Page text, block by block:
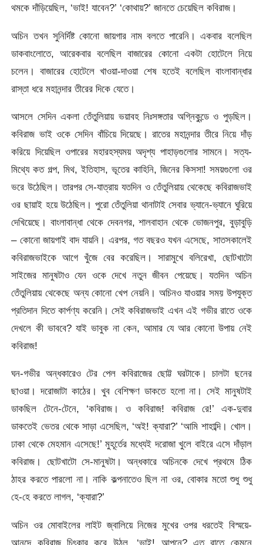
থমকে দাঁড়িয়েছিল, ‘ভাই! যাবেন?’ ‘কোথায়?’ জানতে চেয়েছিল কবিরাজ।
অচিন তখন সুনির্দিষ্ট কোনো জায়গার নাম বলতে পারেনি। একবার বলেছিল
ডাকবাংলোতে, আরেকবার বলেছিল বাজারের কোনো একটা হোটেলে নিয়ে
চলেন। বাজারের হোটেলে খাওয়া-দাওয়া শেষ হতেই বলেছিল বাংলাবান্ধার
রাস্তা ধরে মহানন্দার তীরের দিকে যেতে।
আসলে সেদিন একলা তেঁতুলিয়ায় ভয়াবহ নিঃসঙ্গতার অগ্নিকুন্ডে ও পুড়ছিল।
কবিরাজ ভাই ওকে সেদিন বাঁচিয়ে দিয়েছে। রাতের মহানন্দার তীরে নিয়ে দাঁড়
করিয়ে দিয়েছিল ওপারের মহারহস্যময় অদৃশ্য পাহাড়গুলোর সামনে। সত্য-
মিথ্যে কত গল্প, মিথ, ইতিহাস, ভূতের কাহিনি, জিনের কিসসা! সময়গুলো ওর
ভরে উঠেছিল। তারপর সে-যাত্রায় যতদিন ও তেঁতুলিয়ায় থেকেছে কবিরাজভাই
ওর ছায়াই হয়ে উঠেছিল। পুরো তেঁতুলিয়া থানাটাই সেবার ভ্যানে-ভ্যানে ঘুরিয়ে
দেখিয়েছে। বাংলাবান্ধা থেকে দেবনগর, শালবাহান থেকে ভোজনপুর, বুড়াবুড়ি
– কোনো জায়গাই বাদ যায়নি। এরপর, গত বছরও যখন এসেছে, সাতসকালেই
কবিরাজভাইকে আগে খুঁজে বের করেছিল। সারামুখে বলিরেখা, ছোটখাটো
সাইজের মানুষটাও যেন ওকে দেখে নতুন জীবন পেয়েছে। যতদিন অচিন
তেঁতুলিয়ায় থেকেছে অন্য কোনো খেপ নেয়নি। অচিনও যাওয়ার সময় উপযুক্ত
প্রতিদান দিতে কার্পণ্য করেনি। সেই কবিরাজভাই এখন এই গভীর রাতে ওকে
দেখলে কী ভাববে? যাই ভাবুক না কেন, আমার যে আর কোনো উপায় নেই
কবিরাজ!
ঘন-গভীর অন্ধকারেও টের পেল কবিরাজের ছোট্ট ঘরটাকে। চালটা ছনের
ছাওয়া। দরোজাটা কাঠের। খুব বেশিক্ষণ ডাকতে হলো না। সেই মানুষটাই
ডাকছিল টেনে-টেনে, ‘কবিরাজ। ও কবিরাজ! কবিরাজ রে!’ এক-দুবার
ডাকতেই ভেতর থেকে সাড়া এসেছিল, ‘অই! ক্যারা?’ ‘আমি শাহাব্দি। খোল।
ঢাকা থেকে মেহমান এসেছে!’ মুহূর্তের মধ্যেই দরোজা খুলে বাইরে এসে দাঁড়াল
কবিরাজ। ছোটখাটো সে-মানুষটা। অন্ধকারে অচিনকে দেখে প্রথমে ঠিক
ঠাহর করতে পারলো না। নাকি কল্পনাতেও ছিল না ওর, বোকার মতো শুধু শুধু
হে-হে করতে লাগল, ‘ক্যারা?’
অচিন ওর মোবাইলের লাইট জ্বালিয়ে নিজের মুখের ওপর ধরতেই বিস্ময়ে-
আনন্দে কবিরাজ চিৎকার করে উঠল, ‘ভাই! আপনে? এত রাতে কেমনে